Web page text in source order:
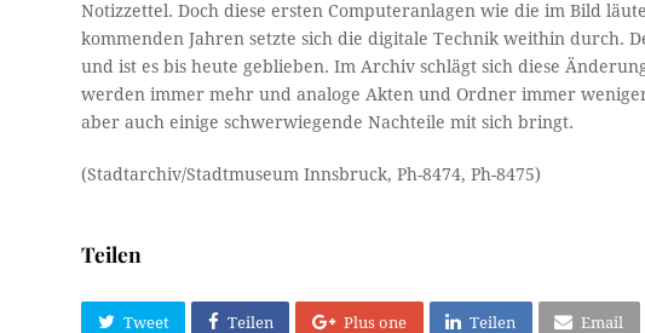
Notizzettel. Doch diese ersten Computeranlagen wie die im Bild
kommenden Jahren setzte sich die digitale Technik weithin durch.
und ist es bis heute geblieben. Im Archiv schlägt sich diese
werden immer mehr und analoge Akten und Ordner immer
aber auch einige schwerwiegende Nachteile mit sich bringt.
(Stadtarchiv/Stadtmuseum Innsbruck, Ph-8474, Ph-8475)
Teilen
Tweet Teilen Plus one Teilen Email